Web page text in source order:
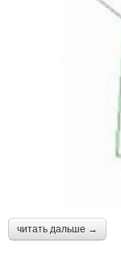
читать дальше →